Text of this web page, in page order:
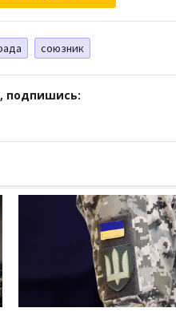
союзник
подпишись: